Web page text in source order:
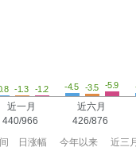
-1.3 -1.2
近一月
440/966
-4.5 -3.5 -5.9
近六月
426/876
日涨幅 今年以来
近三